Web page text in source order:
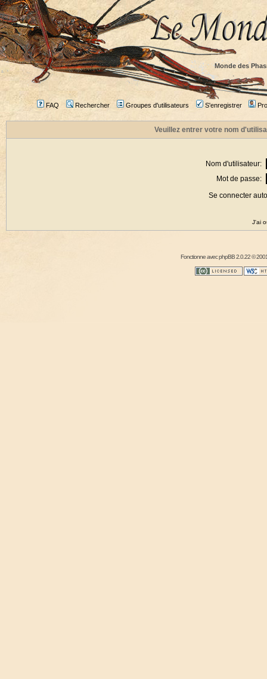
Monde des
FAQ Rechercher Groupes d'utilisateurs S'enregistrer
Veuillez entrer votre nom
Nom d'utilisateur:
Mot de passe:
Se connecter
J'ai
Fonctionne avecphpBB2.0.22 ©